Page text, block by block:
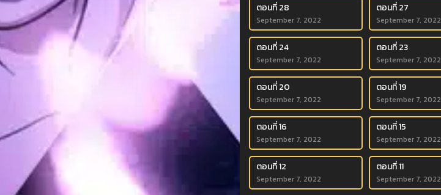
ตอนที่ 28
September 7, 2022
ตอนที่ 27
September 7, 2022
ตอนที่ 24
September 7, 2022
ตอนที่ 23
September 7, 2022
ตอนที่ 20
September 7, 2022
ตอนที่ 19
September 7, 2022
ตอนที่ 16
September 7, 2022
ตอนที่ 15
September 7, 2022
ตอนที่ 12
September 7, 2022
ตอนที่ 11
September 7, 2022